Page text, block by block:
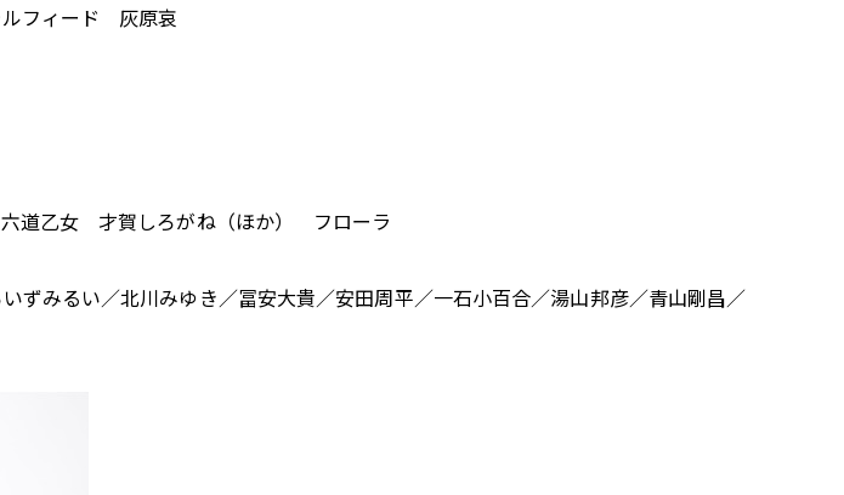
フィード 灰原哀
乙女 才賀しろがね（ほか） フローラ
みるい／北川みゆき／冨安大貴／安田周平／一石小百合／湯山邦彦／青山剛昌／